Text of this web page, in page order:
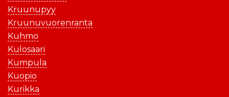
Kruunupyy
Kruunuvuorenranta
Kuhmo
Kulosaari
Kumpula
Kuopio
Kurikka